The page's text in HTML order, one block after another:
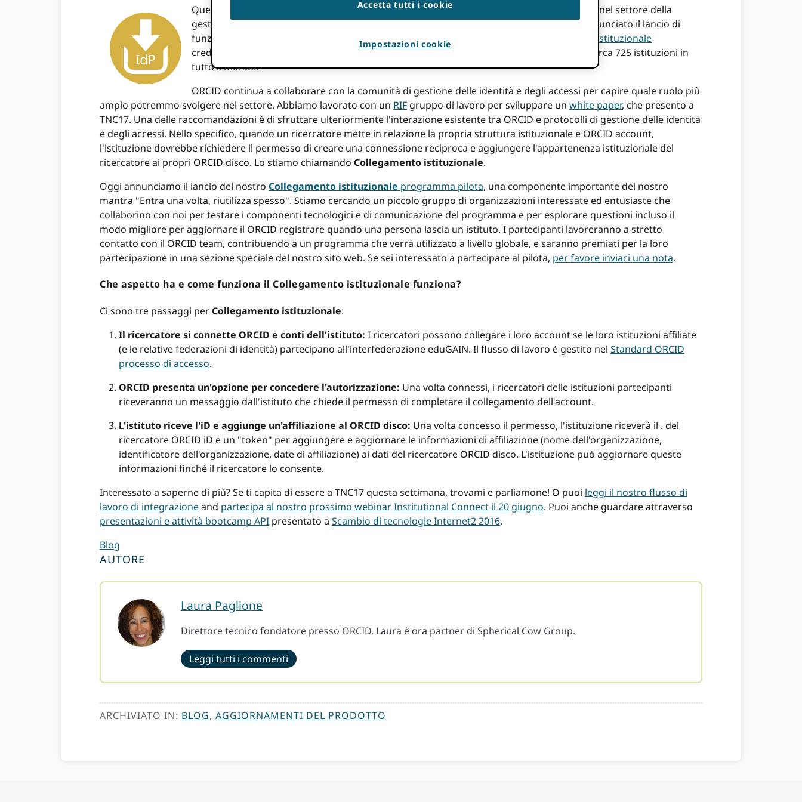
Questa settimana sono a Linz, Austria aTNC17, un raduno internazionale di professionisti nel settore della
gestione delle identità e degli accessi. Un anno fa in questo stesso incontro, ORCID ha annunciato il lancio di
funzionalità per i ricercatori per
accedi alla loro ORCID account utilizzando il loro accesso istituzionale
credenziali. Da allora, oltre 25,000 ORCID i registranti hanno collegato i propri account a circa 725 istituzioni in
tutto il mondo.
ORCID continua a collaborare con la comunità di gestione delle identità e degli accessi per capire quale ruolo più
ampio potremmo svolgere nel settore. Abbiamo lavorato con un RIF gruppo di lavoro per sviluppare un white paper, che presento a
TNC17. Una delle raccomandazioni è di sfruttare ulteriormente l'interazione esistente tra ORCID e protocolli di gestione delle identità
e degli accessi. Nello specifico, quando un ricercatore mette in relazione la propria struttura istituzionale e ORCID account,
l'istituzione dovrebbe richiedere il permesso di creare una connessione reciproca e aggiungere l'appartenenza istituzionale del
ricercatore ai propri ORCID disco. Lo stiamo chiamando Collegamento istituzionale.
Oggi annunciamo il lancio del nostro Collegamento istituzionale programma pilota, una componente importante del nostro
mantra "Entra una volta, riutilizza spesso". Stiamo cercando un piccolo gruppo di organizzazioni interessate ed entusiaste che
collaborino con noi per testare i componenti tecnologici e di comunicazione del programma e per esplorare questioni incluso il
modo migliore per aggiornare il ORCID registrare quando una persona lascia un istituto. I partecipanti lavoreranno a stretto
contatto con il ORCID team, contribuendo a un programma che verrà utilizzato a livello globale, e saranno premiati per la loro
partecipazione in una sezione speciale del nostro sito web. Se sei interessato a partecipare al pilota, per favore inviaci una nota.
Che aspetto ha e come funziona il Collegamento istituzionale funziona?
Ci sono tre passaggi per Collegamento istituzionale:
Il ricercatore si connette ORCID e conti dell'istituto: I ricercatori possono collegare i loro account se le loro istituzioni affiliate
(e le relative federazioni di identità) partecipano all'interfederazione eduGAIN. Il flusso di lavoro è gestito nel Standard ORCID
processo di accesso.
ORCID presenta un'opzione per concedere l'autorizzazione: Una volta connessi, i ricercatori delle istituzioni partecipanti
riceveranno un messaggio dall'istituto che chiede il permesso di completare il collegamento dell'account.
L'istituto riceve l'iD e aggiunge un'affiliazione al ORCID disco: Una volta concesso il permesso, l'istituzione riceverà il . del
ricercatore ORCID iD e un "token" per aggiungere e aggiornare le informazioni di affiliazione (nome dell'organizzazione,
identificatore dell'organizzazione, date di affiliazione) ai dati del ricercatore ORCID disco. L'istituzione può aggiornare queste
informazioni finché il ricercatore lo consente.
Interessato a saperne di più? Se ti capita di essere a TNC17 questa settimana, trovami e parliamone! O puoi leggi il nostro flusso di
lavoro di integrazioneand partecipa al nostro prossimo webinar Institutional Connect il 20 giugno. Puoi anche guardare attraverso
presentazioni e attività bootcamp API presentato a Scambio di tecnologie Internet2 2016.
Blog
AUTORE
Laura Paglione
Direttore tecnico fondatore presso ORCID. Laura è ora partner di Spherical Cow Group.
Leggi tutti i commenti
ARCHIVIATO IN: BLOG, AGGIORNAMENTI DEL PRODOTTO
Accetta tutti i cookie
Impostazioni cookie